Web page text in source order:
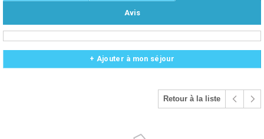
Avis
+ Ajouter à mon séjour
Retour à la liste